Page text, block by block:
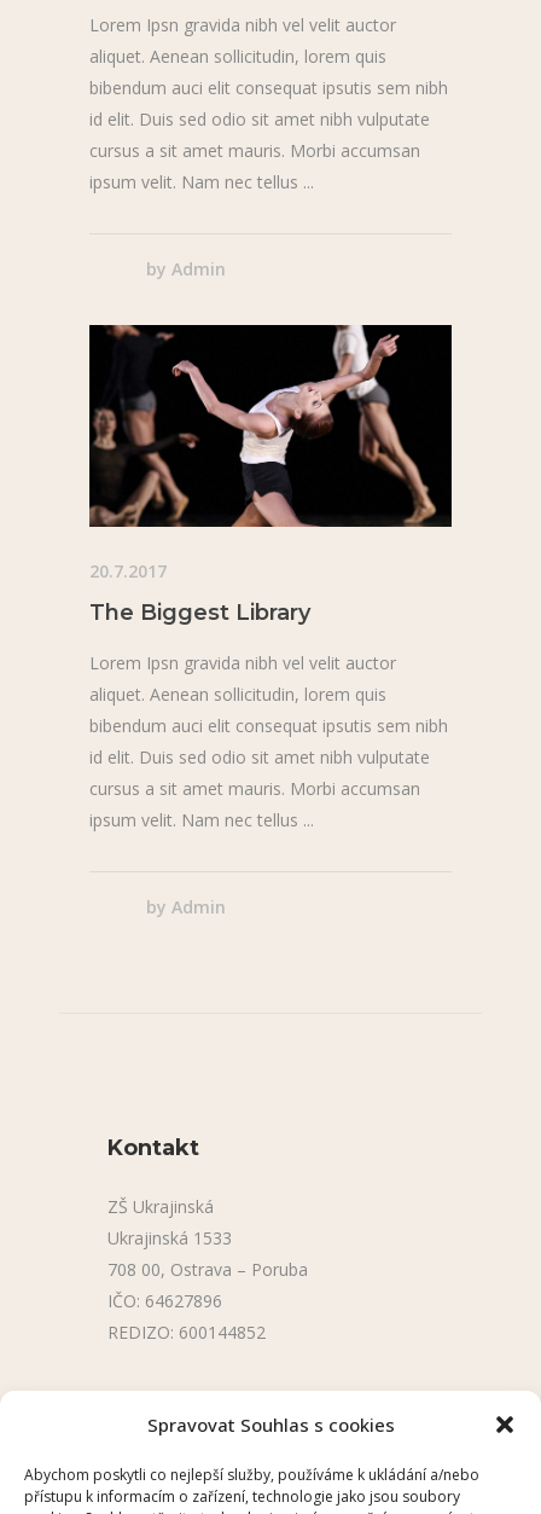
Spravovat Souhlas s cookies
Abychom poskytli co nejlepší služby, používáme k ukládání a/nebo
přístupu k informacím o zařízení, technologie jako jsou soubory
Lorem Ipsn gravida nibh vel velit auctor
aliquet. Aenean sollicitudin, lorem quis
bibendum auci elit consequat ipsutis sem nibh
id elit. Duis sed odio sit amet nibh vulputate
cursus a sit amet mauris. Morbi accumsan
ipsum velit. Nam nec tellus
by Admin
20.7.2017
The Biggest Library
Lorem Ipsn gravida nibh vel velit auctor
aliquet. Aenean sollicitudin, lorem quis
bibendum auci elit consequat ipsutis sem nibh
id elit. Duis sed odio sit amet nibh vulputate
cursus a sit amet mauris. Morbi accumsan
ipsum velit. Nam nec tellus
by Admin
Kontakt
ZŠ Ukrajinská
Ukrajinská 1533
708 00, Ostrava – Poruba
IČO: 64627896
REDIZO: 600144852
Užitečné odkazy
Úřední deska
Školní aplikace